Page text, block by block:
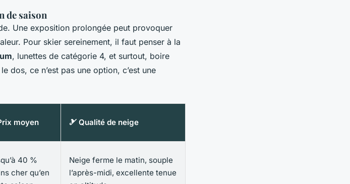
de saison
Une exposition prolongée peut provoquer
Pour skier sereinement, il faut penser à la
, lunettes de catégorie 4, et surtout, boire
dos, ce n’est pas une option, c’est une
moyen 🎿 Qualité de neige
40 %
cher qu’en
Neige ferme le matin, souple
l’après-midi, excellente tenue